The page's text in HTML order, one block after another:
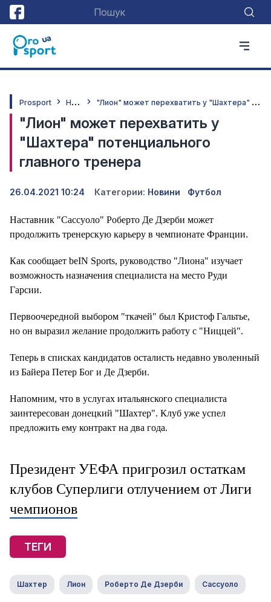
Prosport Н
овини "
Лион" может перехватить у "Шахтера" потенциального главного тренера
"Лион" может перехватить у
"Шахтера" потенциального
главного тренера
26.04.2021 10:24 Категории: Новини Футбол
Наставник "Сассуоло" Роберто Де Дзерби может
продолжить тренерскую карьеру в чемпионате Франции.
Как сообщает beIN Sports, руководство "Лиона" изучает
возможность назначения специалиста на место Руди
Гарсии.
Первоочередной выбором "ткачей" был Кристоф Гальтье,
но он выразил желание продолжить работу с "Ниццей".
Теперь в списках кандидатов осталисть недавно уволенный
из Байера Петер Бог и Де Дзерби.
Напомним, что в услугах итальянского специалиста
заинтересован донецкий "Шахтер". Клуб уже успел
предложить ему контракт на два года.
Президент УЕФА пригрозил остаткам
клубов Суперлиги отлучением от Лиги
чемпионов
ТЕГИ
Шахтер Лион Роберто Де Дзерби Сассуоло